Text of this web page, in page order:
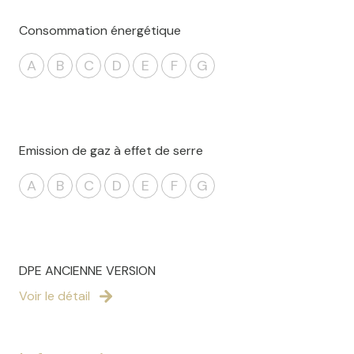
Consommation énergétique
A B C D E F G
Emission de gaz à effet de serre
A B C D E F G
DPE ANCIENNE VERSION
Voir le détail